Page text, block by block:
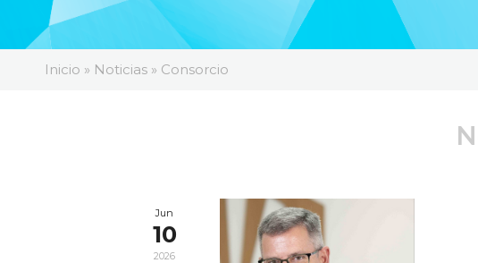
Inicio » Noticias » Consorcio
Jun
10
2026